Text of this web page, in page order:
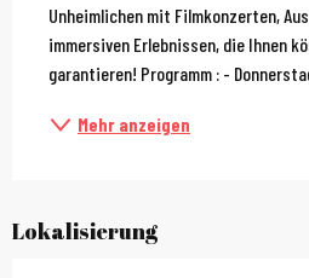
Unheimlichen mit Filmkonzerten,
immersiven Erlebnissen, die Ihnen
garantieren! Programm : -
Mehr anzeigen
Lokalisierung